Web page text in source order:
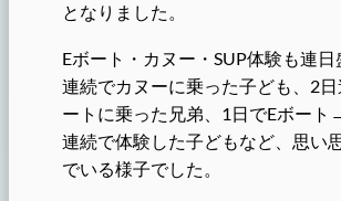
となりました。
Eボート・カヌー・SUP体験も連
連続でカヌーに乗った子ども、2日
ートに乗った兄弟、1日でEボート
連続で体験した子どもなど、思い
でいる様子でした。